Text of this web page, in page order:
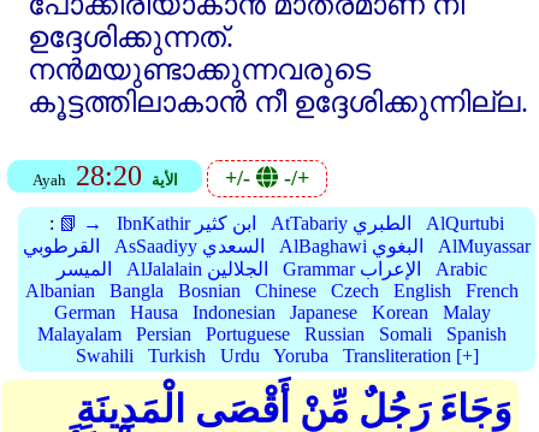
ഉദ്ദേശിക്കുന്നത്‌.
നന്‍മയുണ്ടാക്കുന്നവരുടെ
കൂട്ടത്തിലാകാന്‍ നീ ഉദ്ദേശിക്കുന്നില്ല.
Ayah 28:20 الأية +/- -/+
: 📗 → IbnKathir ابن كثير AtTabariy الطبري
AlQurtubi
القرطوبي
AsSaadiyy السعدي AlBaghawi البغوي
AlMuyassar
الميسر
AlJalalain الجلالين Grammar الإعراب
Arabic
Albanian
Bangla Bosnian Chinese Czech English
French
German
Hausa Indonesian Japanese Korean
Malay
Malayalam
Persian Portuguese Russian Somali
Spanish
Swahili
Turkish Urdu Yoruba Transliteration [+]
وَجَاءَ رَجُلٌ مِّنْ أَقْصَى الْمَدِينَةِ